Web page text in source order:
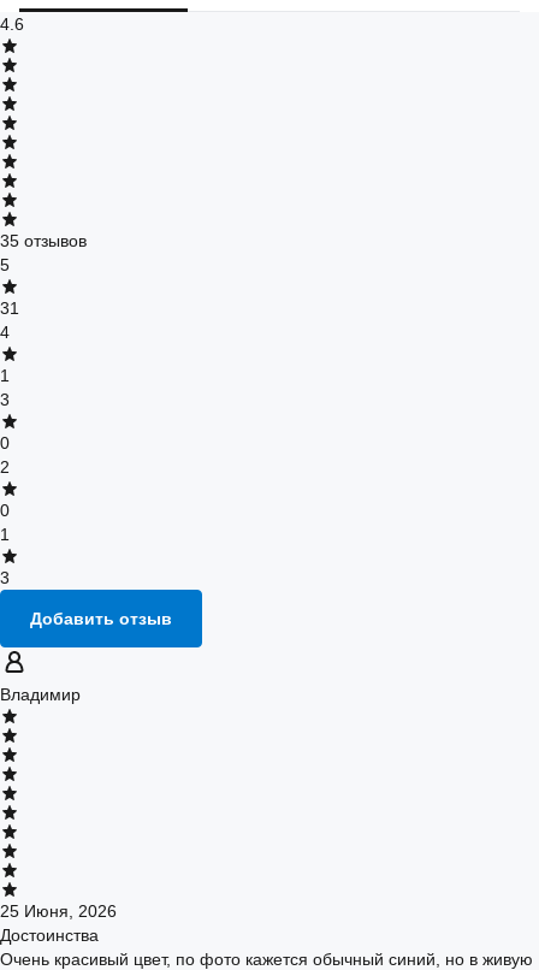
4.6
35 отзывов
5
31
4
1
3
0
2
0
1
3
Добавить отзыв
Владимир
25 Июня, 2026
Достоинства
Очень красивый цвет, по фото кажется обычный синий, но в живую